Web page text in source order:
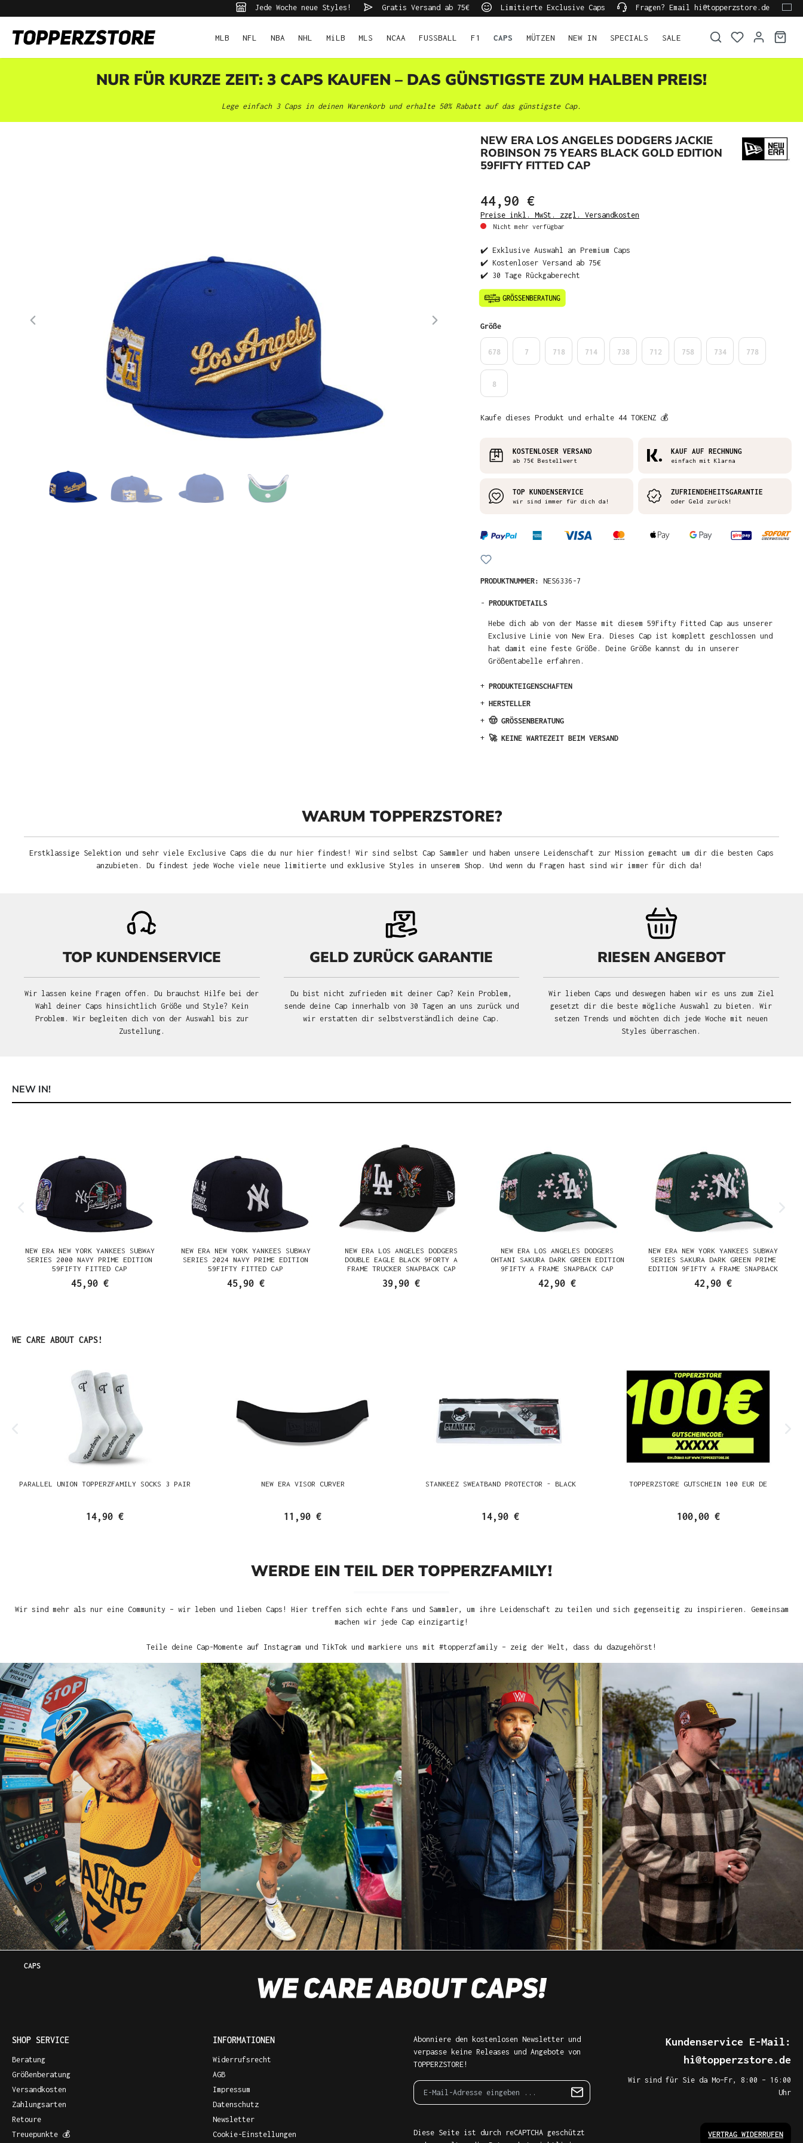
Jede Woche neue Styles! Gratis Versand ab 75€ Limitierte Exclusive Caps Fragen? Email hi@topperzstore.de
MLB NFL NBA NHL MiLB MLS NCAA FUSSBALL F1 CAPS MÜTZEN NEW IN SPECIALS SALE
NUR FÜR KURZE ZEIT: 3 CAPS KAUFEN – DAS GÜNSTIGSTE ZUM HALBEN PREIS!
Lege einfach 3 Caps in deinen Warenkorb und erhalte 50% Rabatt auf das günstigste Cap.
NEW ERA LOS ANGELES DODGERS JACKIE
ROBINSON 75 YEARS BLACK GOLD EDITION
59FIFTY FITTED CAP
44,90 €
Preise inkl. MwSt. zzgl. Versandkosten
Nicht mehr verfügbar
✔️ Exklusive Auswahl an Premium Caps
✔️ Kostenloser Versand ab 75€
✔️ 30 Tage Rückgaberecht
Größeauswählen
678 7 718 714 738 712 758 734 778
8
Kaufe dieses Produkt und erhalte 44 TOKENZ 💰
KOSTENLOSER VERSAND
ab 75€ Bestellwert
KAUF AUF RECHNUNG
einfach mit Klarna
TOP KUNDENSERVICE
wir sind immer für dich da!
ZUFRIENDEHEITSGARANTIE
oder Geld zurück!
PRODUKTNUMMER: NES6336-7
- PRODUKTDETAILS
Hebe dich ab von der Masse mit diesem 59Fifty Fitted Cap aus unserer
Exclusive Linie von New Era. Dieses Cap ist komplett geschlossen und
hat damit eine feste Größe. Deine Größe kannst du in unserer
Größentabelle erfahren.
+ PRODUKTEIGENSCHAFTEN
+ HERSTELLER
+ 🤠 GRÖSSENBERATUNG
+ 🚀 KEINE WARTEZEIT BEIM VERSAND
WARUM TOPPERZSTORE?
Erstklassige Selektion und sehr viele Exclusive Caps die du nur hier findest! Wir sind selbst Cap Sammler und haben unsere Leidenschaft zur Mission gemacht um dir die besten Caps
anzubieten. Du findest jede Woche viele neue limitierte und exklusive Styles in unserem Shop. Und wenn du Fragen hast sind wir immer für dich da!
TOP KUNDENSERVICE
Wir lassen keine Fragen offen. Du brauchst Hilfe bei der
Wahl deiner Caps hinsichtlich Größe und Style? Kein
Problem. Wir begleiten dich von der Auswahl bis zur
Zustellung.
GELD ZURÜCK GARANTIE
Du bist nicht zufrieden mit deiner Cap? Kein Problem,
sende deine Cap innerhalb von 30 Tagen an uns zurück und
wir erstatten dir selbstverständlich deine Cap.
RIESEN ANGEBOT
Wir lieben Caps und deswegen haben wir es uns zum Ziel
gesetzt dir die beste mögliche Auswahl zu bieten. Wir
setzen Trends und möchten dich jede Woche mit neuen
Styles überraschen.
NEW IN!
NEW ERA NEW YORK YANKEES SUBWAY
SERIES 2000 NAVY PRIME EDITION
59FIFTY FITTED CAP
45,90 €
NEW ERA NEW YORK YANKEES SUBWAY
SERIES 2024 NAVY PRIME EDITION
59FIFTY FITTED CAP
45,90 €
NEW ERA LOS ANGELES DODGERS
DOUBLE EAGLE BLACK 9FORTY A
FRAME TRUCKER SNAPBACK CAP
39,90 €
NEW ERA LOS ANGELES DODGERS
OHTANI SAKURA DARK GREEN EDITION
9FIFTY A FRAME SNAPBACK CAP
42,90 €
NEW ERA NEW YORK YANKEES SUBWAY
SERIES SAKURA DARK GREEN PRIME
EDITION 9FIFTY A FRAME SNAPBACK
CAP
42,90 €
Produktgalerie überspringen
WE CARE ABOUT CAPS!
PARALLEL UNION TOPPERZFAMILY SOCKS 3 PAIR
14,90 €
NEW ERA VISOR CURVER
11,90 €
STANKEEZ SWEATBAND PROTECTOR - BLACK
14,90 €
TOPPERZSTORE GUTSCHEIN 100 EUR DE
100,00 €
WERDE EIN TEIL DER TOPPERZFAMILY!
Wir sind mehr als nur eine Community – wir leben und lieben Caps! Hier treffen sich echte Fans und Sammler, um ihre Leidenschaft zu teilen und sich gegenseitig zu inspirieren. Gemeinsam
machen wir jede Cap einzigartig!
Teile deine Cap-Momente auf Instagram und TikTok und markiere uns mit #topperzfamily – zeig der Welt, dass du dazugehörst!
CAPS
SHOP SERVICE
Beratung
Größenberatung
Versandkosten
Zahlungsarten
Retoure
Treuepunkte 💰
INFORMATIONEN
Widerrufsrecht
AGB
Impressum
Datenschutz
Newsletter
Cookie-Einstellungen
Abonniere den kostenlosen Newsletter und
verpasse keine Releases und Angebote von
TOPPERZSTORE!
Diese Seite ist durch reCAPTCHA geschützt
Kundenservice E-Mail:
hi@topperzstore.de
Wir sind für Sie da Mo–Fr, 8:00 – 16:00
Uhr
VERTRAG WIDERRUFEN